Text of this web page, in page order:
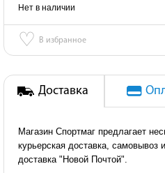
Нет в наличии
♡ В избранное
Доставка
Магазин Спортмаг предлагает
курьерская доставка, самовывоз
доставка "Новой Почтой".